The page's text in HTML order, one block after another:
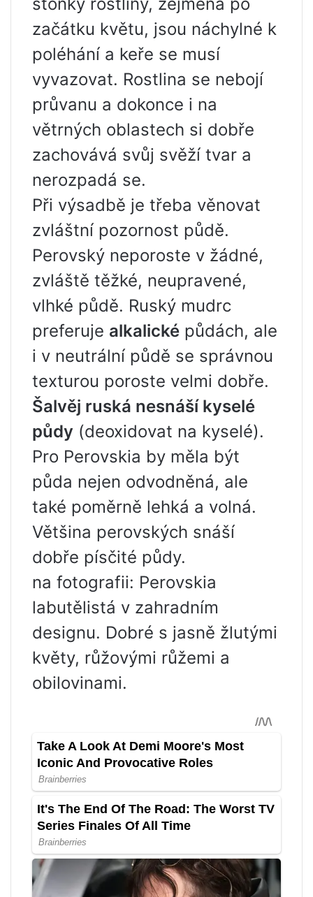
začátku květu, jsou náchylné k
poléhání a keře se musí
vyvazovat. Rostlina se nebojí
průvanu a dokonce i na
větrných oblastech si dobře
zachovává svůj svěží tvar a
nerozpadá se.
Při výsadbě je třeba věnovat
zvláštní pozornost půdě.
Perovský neporoste v žádné,
zvláště těžké, neupravené,
vlhké půdě. Ruský mudrc
preferuje alkalické půdách, ale
i v neutrální půdě se správnou
texturou poroste velmi dobře.
Šalvěj ruská nesnáší kyselé
půdy (deoxidovat na kyselé).
Pro Perovskia by měla být
půda nejen odvodněná, ale
také poměrně lehká a volná.
Většina perovských snáší
dobře písčité půdy.
na fotografii: Perovskia
labutělistá v zahradním
designu. Dobré s jasně žlutými
květy, růžovými růžemi a
obilovinami.